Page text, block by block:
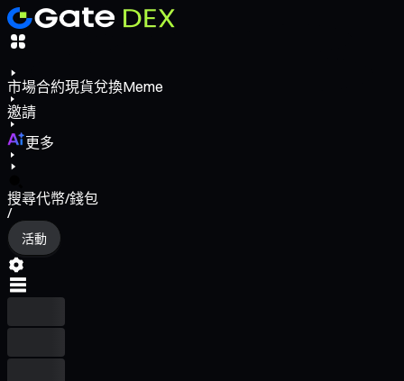
市場合約現貨兌換Meme
邀請
更多
搜尋代幣/錢包
/
活動